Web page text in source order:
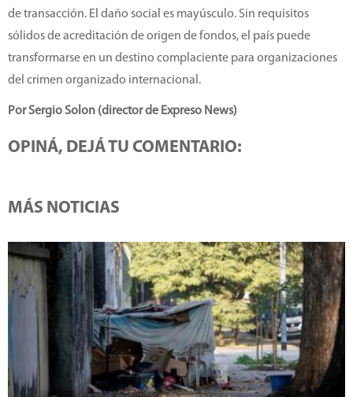
de transacción. El daño social es mayúsculo. Sin requisitos
sólidos de acreditación de origen de fondos, el país puede
transformarse en un destino complaciente para organizaciones
del crimen organizado internacional.
Por Sergio Solon (director de Expreso News)
OPINÁ, DEJÁ TU COMENTARIO:
MÁS NOTICIAS